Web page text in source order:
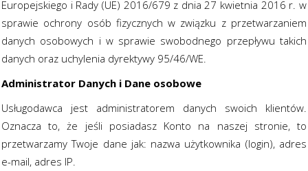
Europejskiego i Rady (UE) 2016/679 z dnia 27 kwietnia 2016 r. w
sprawie ochrony osób fizycznych w związku z przetwarzaniem
danych osobowych i w sprawie swobodnego przepływu takich
danych oraz uchylenia dyrektywy 95/46/WE.
Administrator Danych i Dane osobowe
Usługodawca jest administratorem danych swoich klientów.
Oznacza to, że jeśli posiadasz Konto na naszej stronie, to
przetwarzamy Twoje dane jak: nazwa użytkownika (login), adres
e-mail, adres IP.